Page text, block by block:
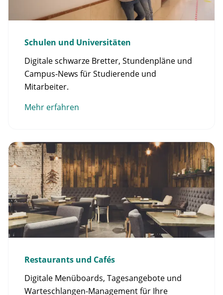
Schulen und Universitäten
Digitale schwarze Bretter, Stundenpläne und
Campus-News für Studierende und
Mitarbeiter.
Mehr erfahren
Restaurants und Cafés
Digitale Menüboards, Tagesangebote und
Warteschlangen-Management für Ihre